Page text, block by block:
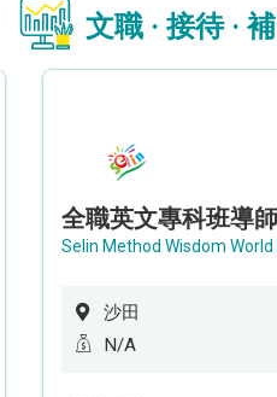
文職 · 接待 ·
全職英文專科班導
Selin Method Wisdom
沙田
N/A